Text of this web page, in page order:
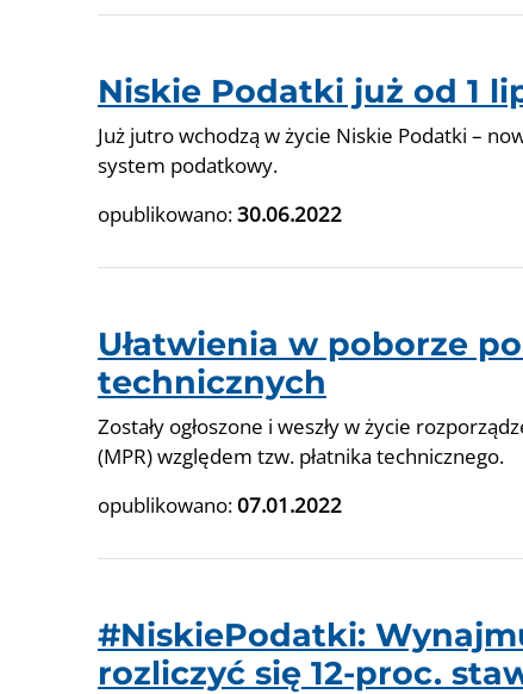
Niskie Podatki już od 1
Już jutro wchodzą w życie Niskie Podatki –
system podatkowy.
opublikowano:30.06.2022
Ułatwienia w poborze
technicznych
Zostały ogłoszone i weszły w życie
(MPR) względem tzw. płatnika technicznego.
opublikowano:07.01.2022
#NiskiePodatki:
rozliczyć się 12-proc.